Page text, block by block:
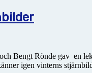
Bengt Rönde gav en
igen vinterns